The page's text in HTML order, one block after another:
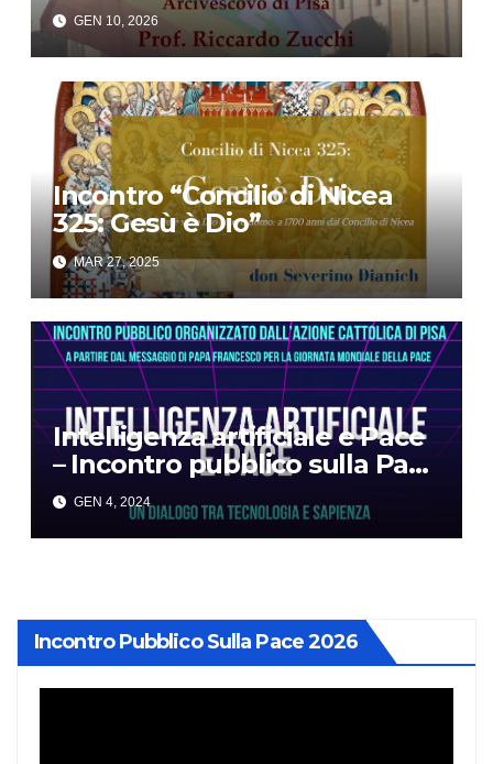
GEN 10, 2026
Incontro “Concilio di Nicea
325: Gesù è Dio”
MAR 27, 2025
Intelligenza artificiale e Pace
– Incontro pubblico sulla Pace
2024
GEN 4, 2024
Incontro Pubblico Sulla Pace 2026